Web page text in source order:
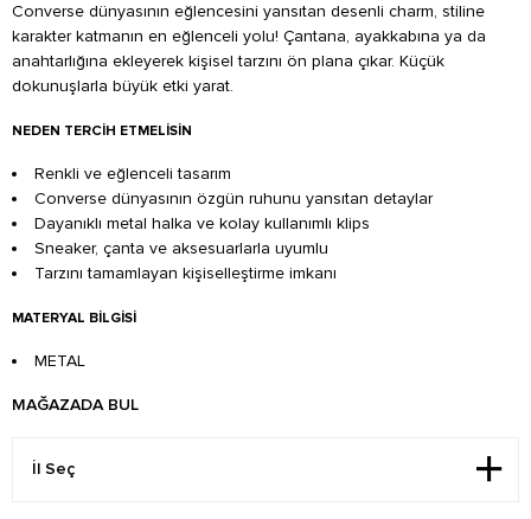
Converse dünyasının eğlencesini yansıtan desenli charm, stiline
karakter katmanın en eğlenceli yolu! Çantana, ayakkabına ya da
anahtarlığına ekleyerek kişisel tarzını ön plana çıkar. Küçük
dokunuşlarla büyük etki yarat.
NEDEN TERCIH ETMELISIN
Renkli ve eğlenceli tasarım
Converse dünyasının özgün ruhunu yansıtan detaylar
Dayanıklı metal halka ve kolay kullanımlı klips
Sneaker, çanta ve aksesuarlarla uyumlu
Tarzını tamamlayan kişiselleştirme imkanı
MATERYAL BILGISI
METAL
MAĞAZADA BUL